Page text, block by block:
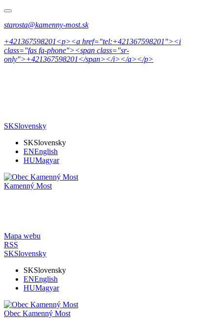
starosta@kamenny-most.sk
+421367598201<p><a href="tel:+421367598201"><i
class="fas fa-phone"><span class="sr-
only">+421367598201</span></i></a></p>
SKSlovensky
SKSlovensky
ENEnglish
HUMagyar
Kamenný Most
Mapa webu
RSS
SKSlovensky
SKSlovensky
ENEnglish
HUMagyar
Obec Kamenný Most